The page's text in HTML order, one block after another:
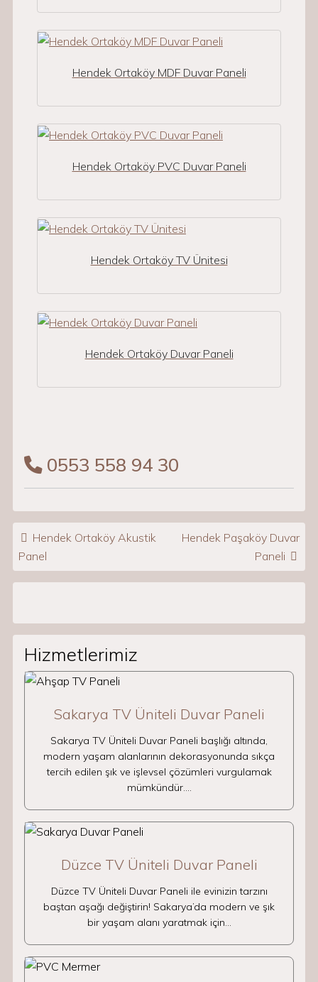
Hendek Ortaköy MDF Duvar Paneli
Hendek Ortaköy PVC Duvar Paneli
Hendek Ortaköy TV Ünitesi
Hendek Ortaköy Duvar Paneli
0553 558 94 30
Post navigation
Hendek Ortaköy Akustik
Panel
Hendek Paşaköy Duvar
Paneli
Hizmetlerimiz
Sakarya TV Üniteli Duvar Paneli
Sakarya TV Üniteli Duvar Paneli başlığı altında,
modern yaşam alanlarının dekorasyonunda sıkça
tercih edilen şık ve işlevsel çözümleri vurgulamak
mümkündür.…
Düzce TV Üniteli Duvar Paneli
Düzce TV Üniteli Duvar Paneli ile evinizin tarzını
baştan aşağı değiştirin! Sakarya’da modern ve şık
bir yaşam alanı yaratmak için…